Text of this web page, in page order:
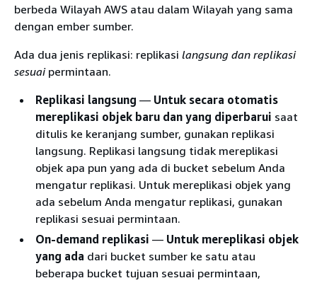
berbeda Wilayah AWS atau dalam Wilayah yang sama
dengan ember sumber.
Ada dua jenis replikasi: replikasi langsung dan replikasi
sesuaipermintaan.
Replikasi langsung — Untuk secara otomatis
mereplikasi objek baru dan yang diperbarui saat
ditulis ke keranjang sumber, gunakan replikasi
langsung. Replikasi langsung tidak mereplikasi
objek apa pun yang ada di bucket sebelum Anda
mengatur replikasi. Untuk mereplikasi objek yang
ada sebelum Anda mengatur replikasi, gunakan
replikasi sesuai permintaan.
On-demand replikasi — Untuk mereplikasi objek
yang ada dari bucket sumber ke satu atau
beberapa bucket tujuan sesuai permintaan,